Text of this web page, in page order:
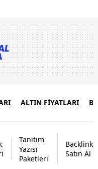
ALTIN FİYATLARI
Tanıtım
Yazısı
Paketleri
Backlink
Satın Al